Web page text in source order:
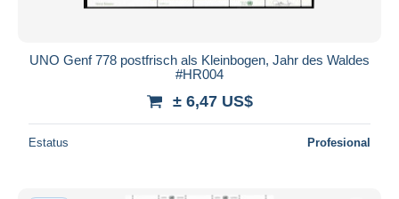
UNO Genf 778 postfrisch als Kleinbogen, Jahr des Waldes
#HR004
± 6,47 US$
Estatus Profesional